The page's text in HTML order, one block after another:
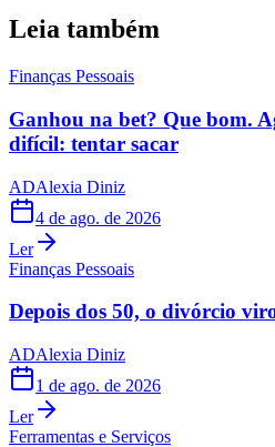
Leia também
Finanças Pessoais
Ganhou na bet? Que bom.
difícil: tentar sacar
ADAlexia Diniz
4 de ago. de 2026
Ler
Finanças Pessoais
Depois dos 50, o divórcio
ADAlexia Diniz
1 de ago. de 2026
Ler
Ferramentas e Serviços